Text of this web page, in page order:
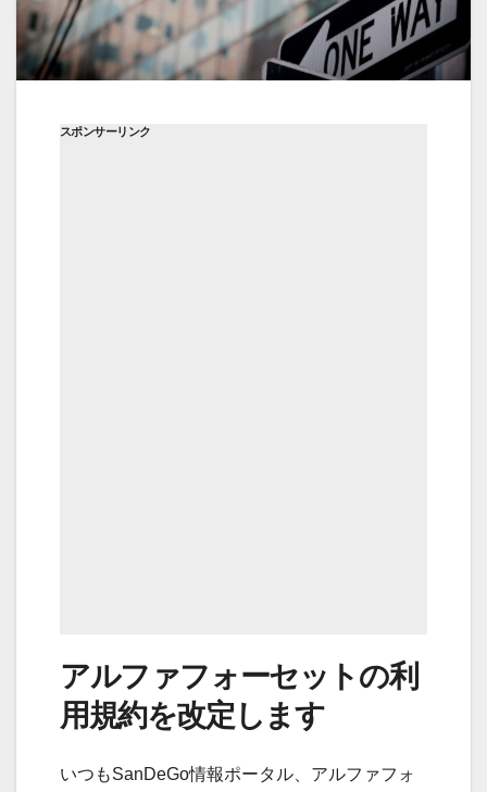
スポンサーリンク
アルファフォーセットの利
用規約を改定します
いつもSanDeGo情報ポータル、アルファフォ